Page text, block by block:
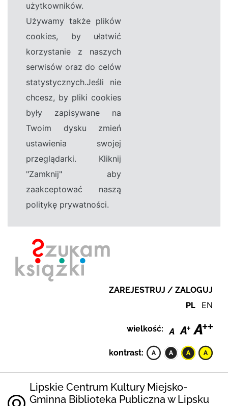
użytkowników.
Używamy także plików
cookies, by ułatwić
korzystanie z naszych
serwisów oraz do celów
statystycznych.Jeśli nie
chcesz, by pliki cookies
były zapisywane na
Twoim dysku zmień
ustawienia swojej
przeglądarki. Kliknij
"Zamknij" aby
zaakceptować naszą
politykę prywatności.
ZAREJESTRUJ / ZALOGUJ
PL EN
wielkość:
kontrast:
Lipskie Centrum Kultury Miejsko-
Gminna Biblioteka Publiczna w Lipsku